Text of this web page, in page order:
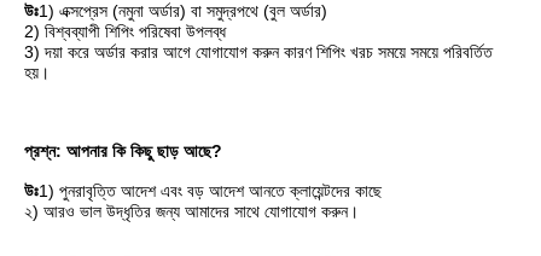
উঃ1) এক্সপ্রেস (নমুনা অর্ডার) বা সমুদ্রপথে (বুল অর্ডার)
2) বিশ্বব্যাপী শিপিং পরিষেবা উপলব্ধ
3) দয়া করে অর্ডার করার আগে যোগাযোগ করুন কারণ শিপিং খরচ সময়ে সময়ে পরিবর্তিত
হয়।
প্রশ্ন: আপনার কি কিছু ছাড় আছে?
উঃ1) পুনরাবৃত্তি আদেশ এবং বড় আদেশ আনতে ক্লায়েন্টদের কাছে
২) আরও ভাল উদ্ধৃতির জন্য আমাদের সাথে যোগাযোগ করুন।